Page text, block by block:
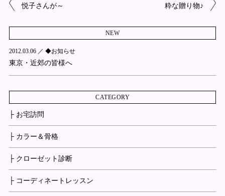
悦子さんが～ 粋な贈り物♪
NEW
2012.03.06 ／ ◆お知らせ
東京・近郊の皆様へ
CATEGORY
├ お宅訪問
├ カラー＆骨格
├ クローゼット診断
├ コーディネートレッスン